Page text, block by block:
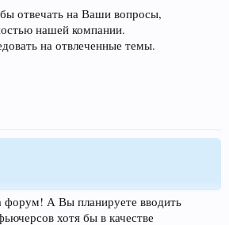
отвечать на Ваши вопросы,
нашей компании.
на отвлеченные темы.
форум! А Вы планируете вводить
хотя бы в качестве